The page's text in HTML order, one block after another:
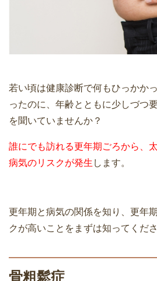
若い頃は健康診断で何もひっかか
ったのに、年齢とともに少しづつ
を聞いていませんか？
誰にでも訪れる更年期ごろから、
病気のリスクが発生 します。
更年期と病気の関係を知り、更年
クが高いことをまずは知ってくださ
骨粗鬆症